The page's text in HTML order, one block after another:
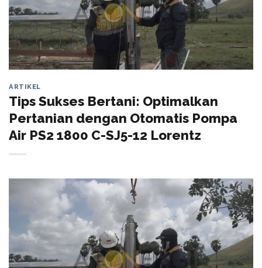
ARTIKEL
Tips Sukses Bertani: Optimalkan
Pertanian dengan Otomatis Pompa
Air PS2 1800 C-SJ5-12 Lorentz